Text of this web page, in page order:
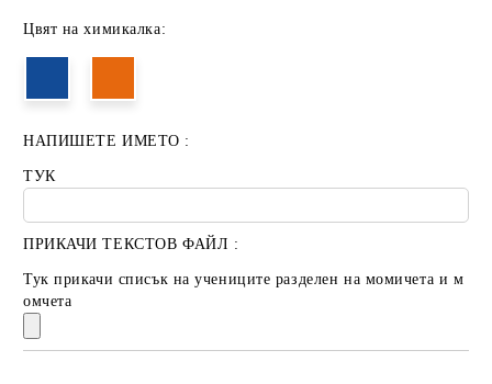
Цвят на химикалка:
НАПИШЕТЕ ИМЕТО :
ТУК
ПРИКАЧИ ТЕКСТОВ ФАЙЛ :
Тук прикачи списък на учениците разделен на момичета и м
омчета